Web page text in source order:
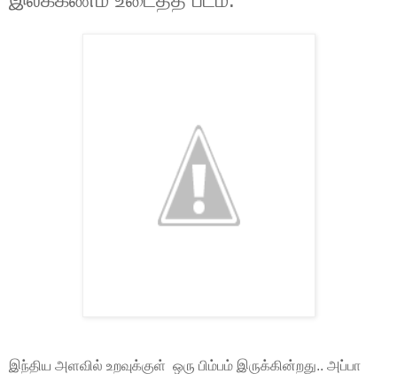
இந்திய அளவில் உறவுக்குள் ஒரு பிம்பம் இருக்கின்றது.. அப்பா